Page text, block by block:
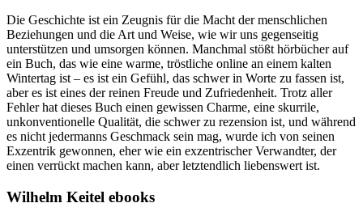
Die Geschichte ist ein Zeugnis für die Macht der menschlichen
Beziehungen und die Art und Weise, wie wir uns gegenseitig
unterstützen und umsorgen können. Manchmal stößt hörbücher auf
ein Buch, das wie eine warme, tröstliche online an einem kalten
Wintertag ist – es ist ein Gefühl, das schwer in Worte zu fassen ist,
aber es ist eines der reinen Freude und Zufriedenheit. Trotz aller
Fehler hat dieses Buch einen gewissen Charme, eine skurrile,
unkonventionelle Qualität, die schwer zu rezension ist, und während
es nicht jedermanns Geschmack sein mag, wurde ich von seinen
Exzentrik gewonnen, eher wie ein exzentrischer Verwandter, der
einen verrückt machen kann, aber letztendlich liebenswert ist.
Wilhelm Keitel ebooks